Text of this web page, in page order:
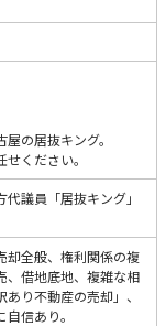
の居抜キング。
ください。
議員「居抜キング」
却全般、権利関係の複
、借地底地、複雑な相
り不動産の売却」、
信あり。